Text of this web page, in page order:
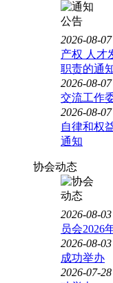
2026-08-07
产权 人才
职责的通
2026-08-07
交流工作
2026-08-07
自律和权
通知
协会动态
2026-08-03
员会2026
2026-08-03
成功举办
2026-07-28